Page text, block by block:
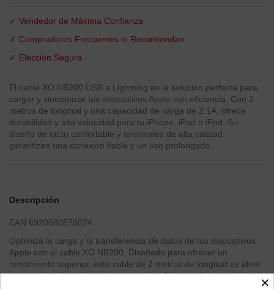
✓ Vendedor de Máxima Confianza
✓ Compradores Frecuentes lo Recomiendan
✓ Elección Segura
El cable XO NB200 USB a Lightning es la solución perfecta para
cargar y sincronizar tus dispositivos Apple con eficiencia. Con 2
metros de longitud y una capacidad de carga de 2.1A, ofrece
durabilidad y alta velocidad para tu iPhone, iPad o iPod. Su
diseño de tacto confortable y terminales de alta calidad
garantizan una conexión fiable y un uso prolongado.
Descripción
EAN 6920680878024
Optimiza la carga y la transferencia de datos de tus dispositivos
Apple con el cable XO NB200. Diseñado para ofrecer un
rendimiento superior, este cable de 2 metros de longitud es ideal
para usarlo cómodamente en casa, la oficina o mientras viajas,
×